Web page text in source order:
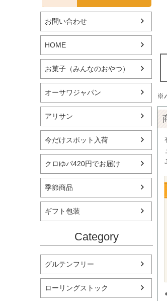
お問い合わせ
HOME
お菓子（みんなのおやつ）
オーサワジャパン
アリサン
今だけスポット入荷
クロゆパ420円でお届け
季節商品
ギフト包装
Category
グルテンフリー
ローリングストック
※